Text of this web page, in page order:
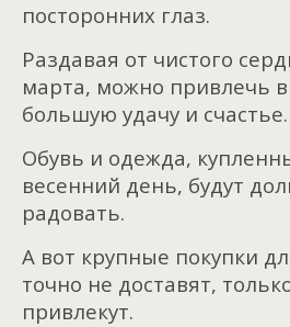
посторонних глаз.
Раздавая от чистого
марта, можно привлечь
большую удачу и счастье.
Обувь и одежда,
весенний день, будут
радовать.
А вот крупные покупки
точно не доставят,
привлекут.